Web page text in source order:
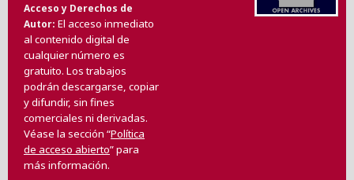
Acceso y Derechos de
Autor El acceso inmediato
al contenido digital de
cualquier número es
gratuito. Los trabajos
podrán descargarse, copiar
y difundir, sin fines
comerciales ni derivadas.
Véase la sección “Política
de acceso abierto” para
más información.